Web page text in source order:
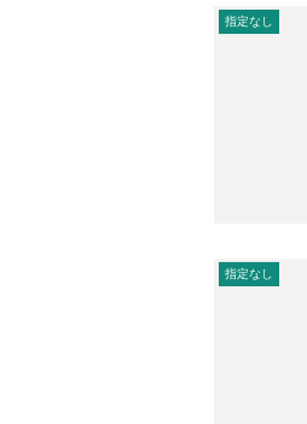
指定なし
指定なし